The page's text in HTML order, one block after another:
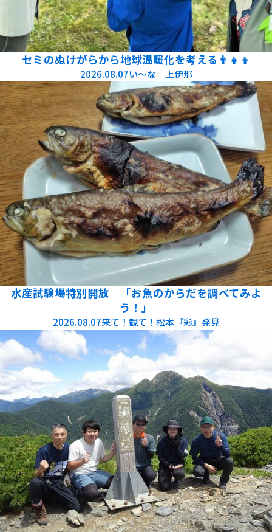
セミのぬけがらから地球温暖化を考える👨‍👧‍👦
2026.08.07い～な 上伊那
水産試験場特別開放 「お魚のからだを調べてみよ
う！」
2026.08.07来て！観て！松本『彩』発見